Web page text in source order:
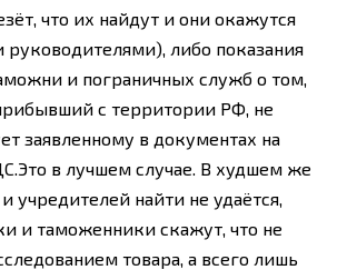
что их найдут и они окажутся
либо показания
и пограничных служб о том,
с территории РФ, не
заявленному в документах на
в лучшем случае. В худшем же
учредителей найти не удаётся,
и таможенники скажут, что не
товара, а всего лишь